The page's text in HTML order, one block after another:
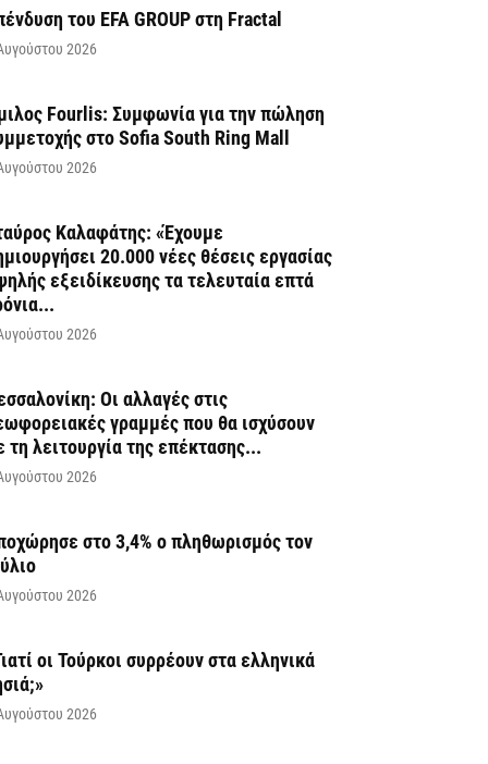
του EFA GROUP στη Fractal
2026
Fourlis: Συμφωνία για την πώληση
στο Sofia South Ring Mall
2026
Καλαφάτης: «Έχουμε
20.000 νέες θέσεις εργασίας
εξειδίκευσης τα τελευταία επτά
2026
Οι αλλαγές στις
γραμμές που θα ισχύσουν
τη λειτουργία της επέκτασης...
2026
στο 3,4% ο πληθωρισμός τον
2026
οι Τούρκοι συρρέουν στα ελληνικά
2026